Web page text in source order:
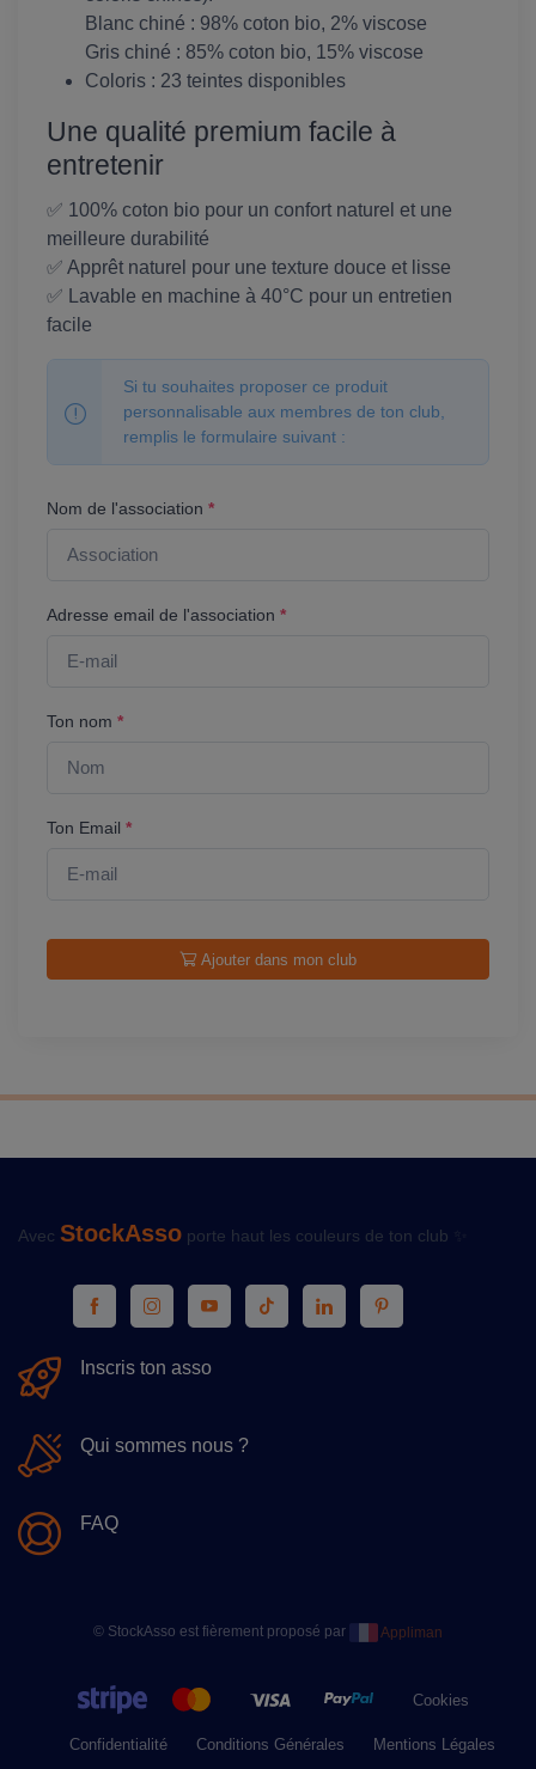
Blanc chiné : 98% coton bio, 2% viscose
Gris chiné : 85% coton bio, 15% viscose
Coloris : 23 teintes disponibles
Une qualité premium facile à
entretenir
✅ 100% coton bio pour un confort naturel et une
meilleure durabilité
✅ Apprêt naturel pour une texture douce et lisse
✅ Lavable en machine à 40°C pour un entretien
facile
Si tu souhaites proposer ce produit
personnalisable aux membres de ton club,
remplis le formulaire suivant :
Nom de l'association *
Adresse email de l'association *
Ton nom *
Ton Email *
Ajouter dans mon club
Avec StockAsso porte haut les couleurs de ton club ✨
Inscris ton asso
Qui sommes nous ?
FAQ
© StockAsso est fièrement proposé par Appliman
Cookies
Confidentialité Conditions Générales Mentions Légales